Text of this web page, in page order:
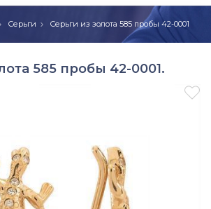
Серьги Серьги из золота 585 пробы 42-0001
585 пробы 42-0001.
